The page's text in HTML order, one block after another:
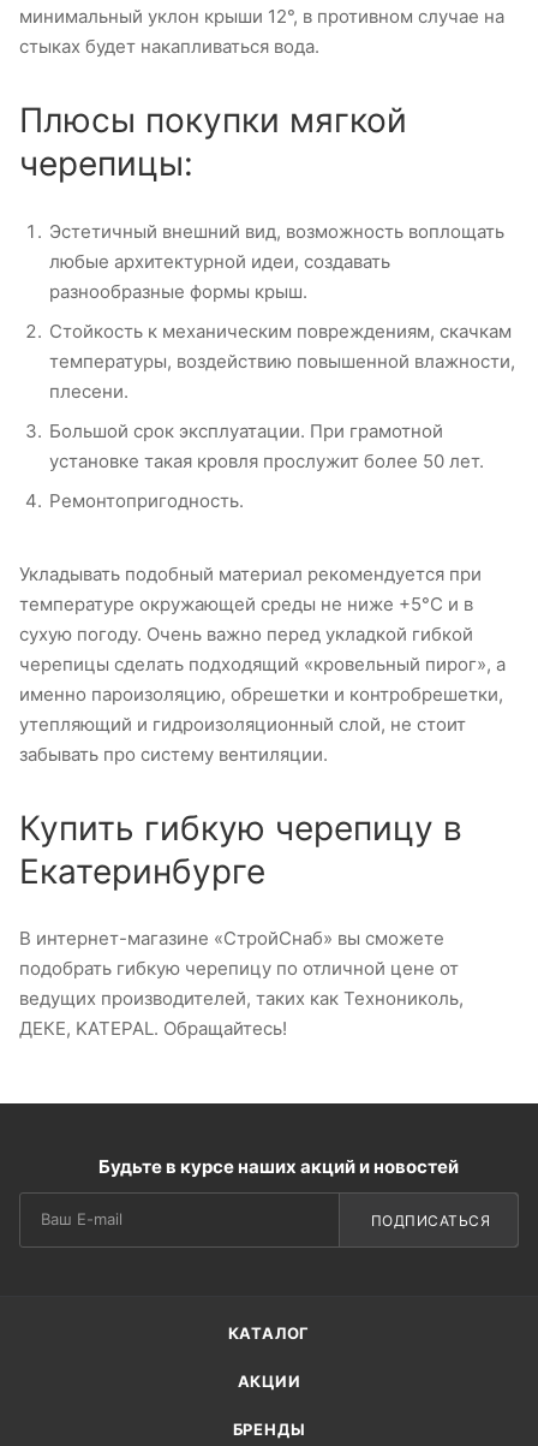
минимальный уклон крыши 12°, в противном случае на
стыках будет накапливаться вода.
Плюсы покупки мягкой
черепицы:
Эстетичный внешний вид, возможность воплощать
любые архитектурной идеи, создавать
разнообразные формы крыш.
Стойкость к механическим повреждениям, скачкам
температуры, воздействию повышенной влажности,
плесени.
Большой срок эксплуатации. При грамотной
установке такая кровля прослужит более 50 лет.
Ремонтопригодность.
Укладывать подобный материал рекомендуется при
температуре окружающей среды не ниже +5°С и в
сухую погоду. Очень важно перед укладкой гибкой
черепицы сделать подходящий «кровельный пирог», а
именно пароизоляцию, обрешетки и контробрешетки,
утепляющий и гидроизоляционный слой, не стоит
забывать про систему вентиляции.
Купить гибкую черепицу в
Екатеринбурге
В интернет-магазине «СтройСнаб» вы сможете
подобрать гибкую черепицу по отличной цене от
ведущих производителей, таких как Технониколь,
ДЕКЕ, KATEPAL. Обращайтесь!
Будьте в курсе наших акций и новостей
ПОДПИСАТЬСЯ
КАТАЛОГ
АКЦИИ
БРЕНДЫ